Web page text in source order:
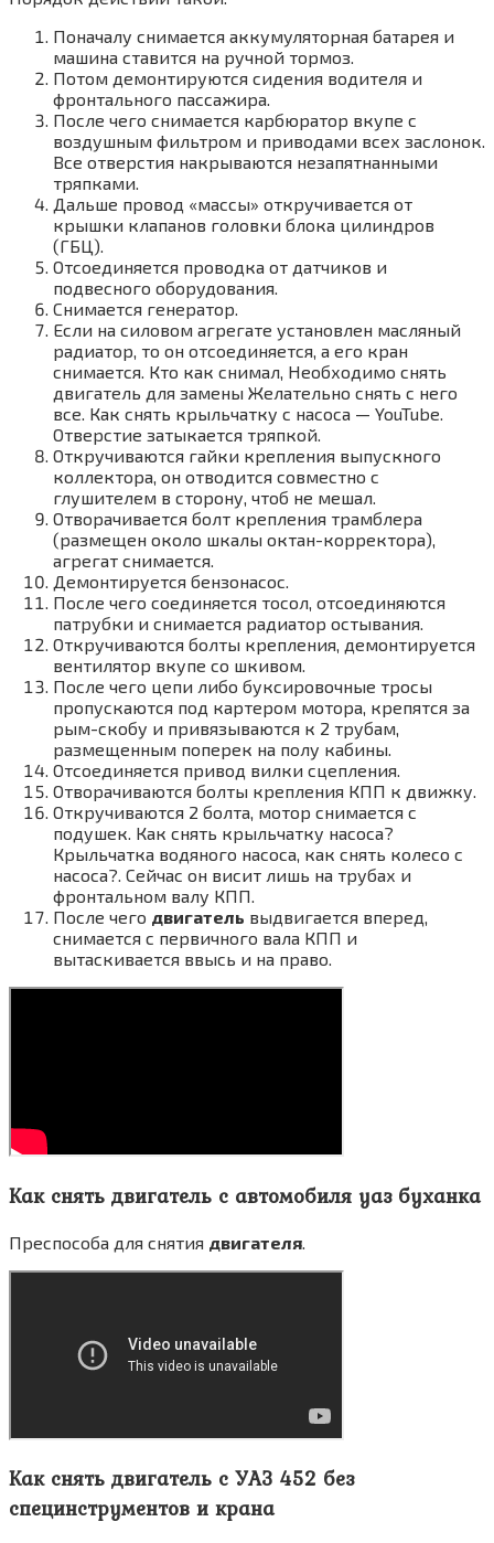
Поначалу снимается аккумуляторная батарея и
машина ставится на ручной тормоз.
Потом демонтируются сидения водителя и
фронтального пассажира.
После чего снимается карбюратор вкупе с
воздушным фильтром и приводами всех заслонок.
Все отверстия накрываются незапятнанными
тряпками.
Дальше провод «массы» откручивается от
крышки клапанов головки блока цилиндров
(ГБЦ).
Отсоединяется проводка от датчиков и
подвесного оборудования.
Снимается генератор.
Если на силовом агрегате установлен масляный
радиатор, то он отсоединяется, а его кран
снимается. Кто как снимал, Необходимо снять
двигатель для замены Желательно снять с него
все. Как снять крыльчатку с насоса — YouTube.
Отверстие затыкается тряпкой.
Откручиваются гайки крепления выпускного
коллектора, он отводится совместно с
глушителем в сторону, чтоб не мешал.
Отворачивается болт крепления трамблера
(размещен около шкалы октан-корректора),
агрегат снимается.
Демонтируется бензонасос.
После чего соединяется тосол, отсоединяются
патрубки и снимается радиатор остывания.
Откручиваются болты крепления, демонтируется
вентилятор вкупе со шкивом.
После чего цепи либо буксировочные тросы
пропускаются под картером мотора, крепятся за
рым-скобу и привязываются к 2 трубам,
размещенным поперек на полу кабины.
Отсоединяется привод вилки сцепления.
Отворачиваются болты крепления КПП к движку.
Откручиваются 2 болта, мотор снимается с
подушек. Как снять крыльчатку насоса?
Крыльчатка водяного насоса, как снять колесо с
насоса?. Сейчас он висит лишь на трубах и
фронтальном валу КПП.
После чего двигатель выдвигается вперед,
снимается с первичного вала КПП и
вытаскивается ввысь и на право.
Как снять двигатель с автомобиля уаз буханка
Преспособа для снятия двигателя
Как снять двигатель с УАЗ 452 без
специнструментов и крана